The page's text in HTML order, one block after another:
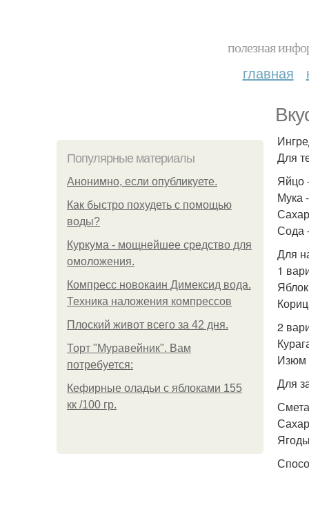
полезная
главная
Популярные материалы
Анонимно, если опубликуете.
Как быстро похудеть с помощью
воды?
Куркума - мощнейшее средство для
омоложения.
Компресс новокаин Димексид вода.
Техника наложения компрессов
Плоский живот всего за 42 дня.
Торт "Муравейник". Вам
потребуется:
Кефирные оладьи с яблоками 155
кк /100 гр.
Для
Яйцо
Мука
Сода
Для
1
2
Изюм
Для